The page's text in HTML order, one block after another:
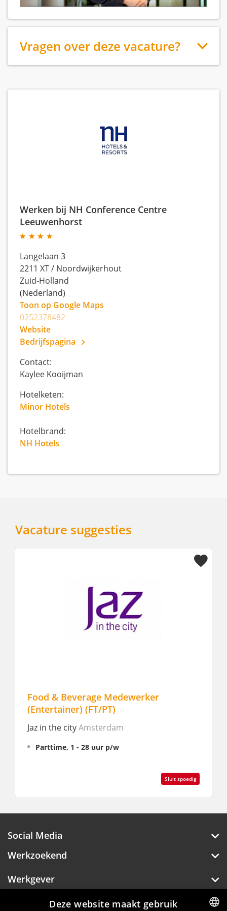
Vragen over deze vacature?
Werken bij NH Conference Centre
Leeuwenhorst
Langelaan 3
2211 XT/ Noordwijkerhout
Zuid-Holland
(Nederland)
Toon op Google Maps
0252378482
Website
Bedrijfspagina
Contact:
Kaylee Kooijman
Hotelketen:
Minor Hotels
Hotelbrand:
NH Hotels
Vacature suggesties
& Beverage Medewerker
(FT/PT)
in the cityAmsterdam
1 - 28 uur p/w
Social Media
Werkzoekend
Werkgever
Over Hotelprofessionals
Deze website maakt gebruik